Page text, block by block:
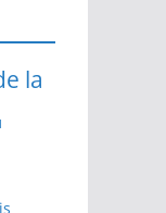
la